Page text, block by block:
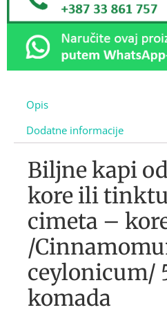
Opis
Dodatne informacije
Biljne kapi
kore ili
cimeta –
/
ceylonicum/
komada